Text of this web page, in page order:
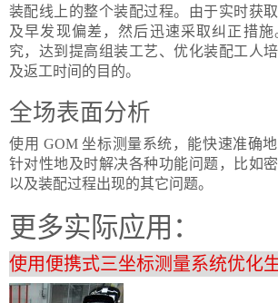
装配线上的整个装配过程。由于实时获
及早发现偏差，然后迅速采取纠正措
究，达到提高组装工艺、优化装配工人
及返工时间的目的。
全场表面分析
使用 GOM 坐标测量系统，能快速准确
针对性地及时解决各种功能问题，比如
以及装配过程出现的其它问题。
更多实际应用：
使用便携式三坐标测量系统优化